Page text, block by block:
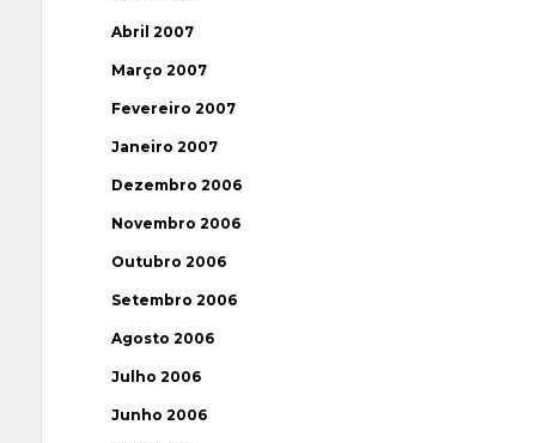
Abril 2007
Março 2007
Fevereiro 2007
Janeiro 2007
Dezembro 2006
Novembro 2006
Outubro 2006
Setembro 2006
Agosto 2006
Julho 2006
Junho 2006